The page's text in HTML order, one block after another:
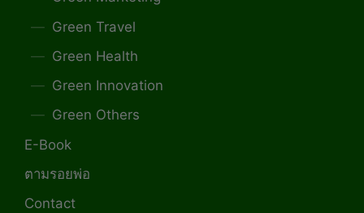
Green Travel
Green Health
Green Innovation
Green Others
E-Book
ตามรอยพ่อ
Contact